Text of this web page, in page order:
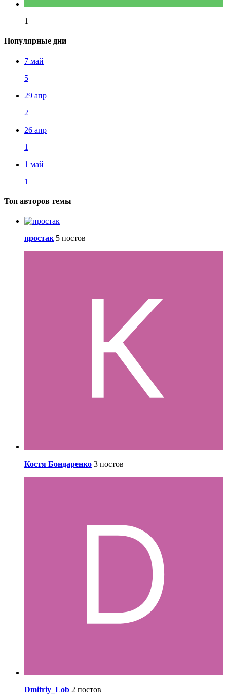
1
Популярные дни
7 май
5
29 апр
2
26 апр
1
1 май
1
Топ авторов темы
простак 5 постов
Костя Бондаренко 3 постов
Dmitriy_Lob 2 постов